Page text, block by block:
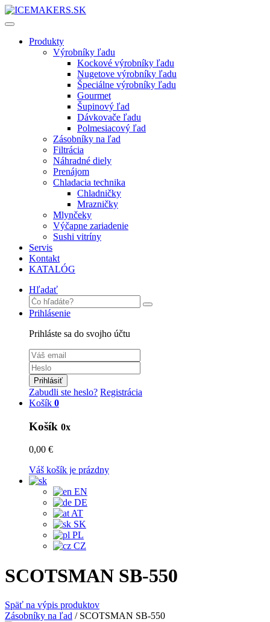
Produkty
Výrobníky ľadu
Kockové výrobníky ľadu
Nugetove výrobníky ľadu
Špeciálne výrobníky ľadu
Gourmet
Šupinový ľad
Dávkovače ľadu
Polmesiacový ľad
Zásobníky na ľad
Filtrácia
Náhradné diely
Prenájom
Chladacia technika
Chladničky
Mrazničky
Mlynčeky
Výčapne zariadenie
Sushi vitríny
Servis
Kontakt
KATALÓG
Hľadať
Prihlásenie
Prihláste sa do svojho účtu
Prihlásiť
Zabudli ste heslo? Registrácia
Košík 0
Košík 0x
0,00 €
Váš košík je prázdny
EN
DE
AT
SK
PL
CZ
SCOTSMAN SB-550
Späť na výpis produktov
Zásobníky na ľad / SCOTSMAN SB-550